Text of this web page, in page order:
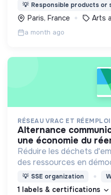
programmes available
💡 Responsible products or
Paris, France Arts
a month ago
RÉSEAU VRAC ET RÉEMPLOI
alternance communication - développer
une économie du
Réduire les déchets
des ressources en
vrac et du réemploi, et
professionnels à
💡 SSE organization
1 labels & certifications